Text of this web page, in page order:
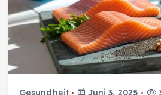
Gesundheit Juni 3, 2025